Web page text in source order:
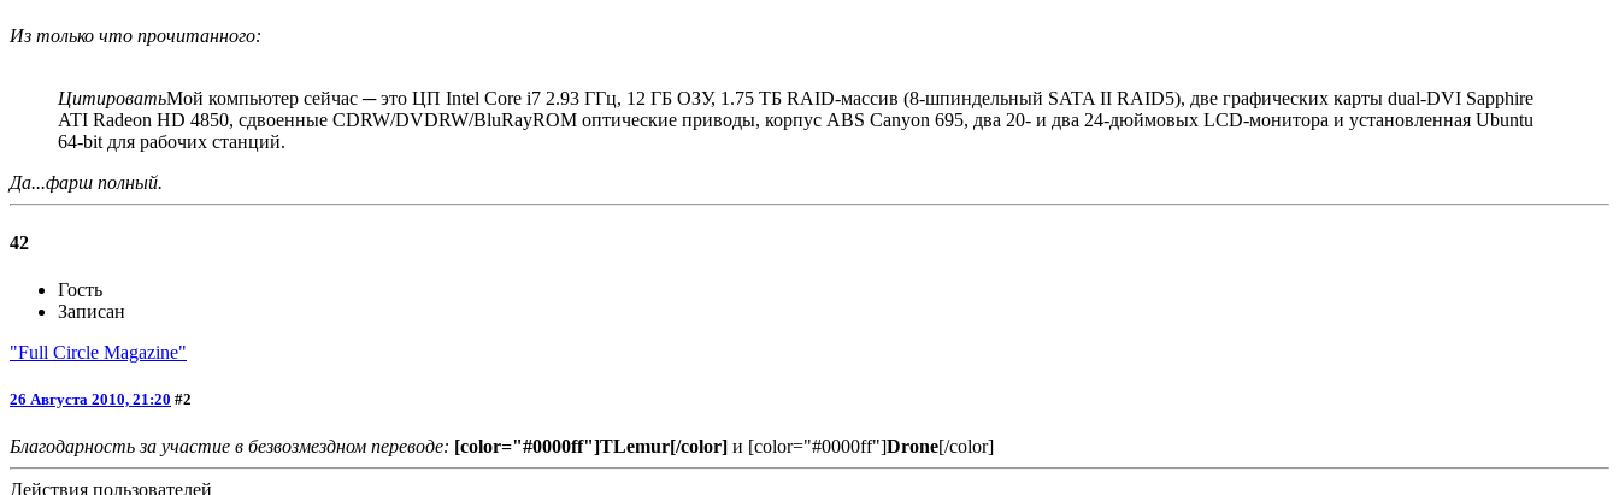
Из только что прочитанного:
ЦитироватьМой компьютер сейчас ─ это ЦП Intel Core i7 2.93 ГГц, 12 ГБ ОЗУ, 1.75 ТБ RAID-массив (8-шпиндельный SATA II RAID5), две графических карты dual-DVI Sapphire
ATI Radeon HD 4850, сдвоенные CDRW/DVDRW/BluRayROM оптические приводы, корпус ABS Canyon 695, два 20- и два 24-дюймовых LCD-монитора и установленная Ubuntu
64-bit для рабочих станций.
Да...фарш полный.
42
Гость
Записан
"Full Circle Magazine"
26 Августа 2010, 21:20 #2
Благодарность за участие в безвозмездном переводе: [color="#0000ff"]TLemur[/color] и [color="#0000ff"]Drone[/color]
Действия пользователей